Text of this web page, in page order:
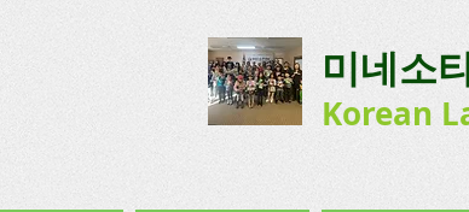
미네소
Korean